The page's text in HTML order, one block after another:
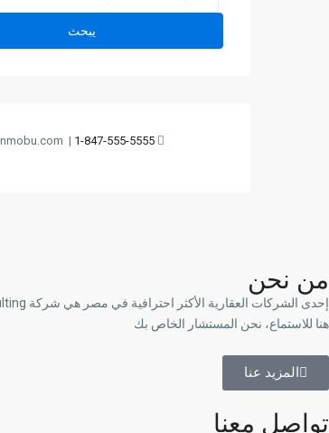
يبحث
1-847-555-5555
|
من نحن
هنا للاستماع، نحن المستشار الخاص بك
المزيد عنا
تواصل معنا